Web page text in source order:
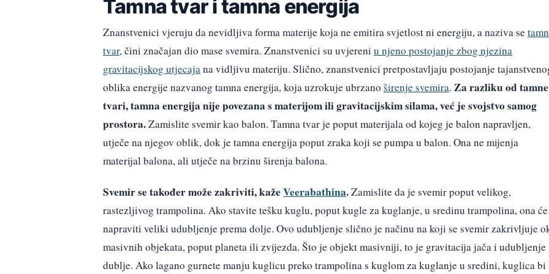
Tamna tvar i tamna energija
Znanstvenici vjeruju da nevidljiva forma materije koja ne emitira svjetlost ni energiju, a naziva se
tvar, čini značajan dio mase svemira. Znanstvenici su uvjereni u njeno postojanje zbog njezina
gravitacijskog utjecajana vidljivu materiju. Slično, znanstvenici pretpostavljaju postojanje
oblika energije nazvanog tamna energija, koja uzrokuje ubrzano širenje svemira. Za razliku od tamne
tvari, tamna energija nije povezana s materijom ili gravitacijskim silama, već je svojstvo samog
prostora.Zamislite svemir kao balon. Tamna tvar je poput materijala od kojeg je balon napravljen,
utječe na njegov oblik, dok je tamna energija poput zraka koji se pumpa u balon. Ona ne mijenja
materijal balona, ali utječe na brzinu širenja balona.
Svemir se također može zakriviti, kažeVeerabathina.Zamislite da je svemir poput velikog,
rastezljivog trampolina. Ako stavite tešku kuglu, poput kugle za kuglanje, u sredinu trampolina, ona će
napraviti veliki udubljenje prema dolje. Ovo udubljenje slično je načinu na koji se svemir zakrivljuje
masivnih objekata, poput planeta ili zvijezda. Što je objekt masivniji, to je gravitacija jača i udubljenje
dublje. Ako lagano gurnete manju kuglicu preko trampolina s kuglom za kuglanje u sredini, kuglica bi